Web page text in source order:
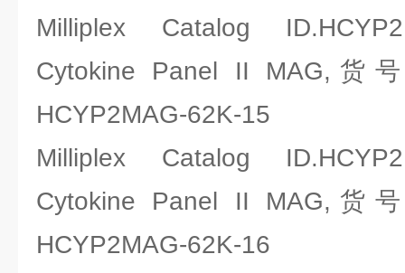
Milliplex Catalog
Cytokine Panel II MAG,货
HCYP2MAG-62K-15
Milliplex Catalog
Cytokine Panel II MAG,货
HCYP2MAG-62K-16